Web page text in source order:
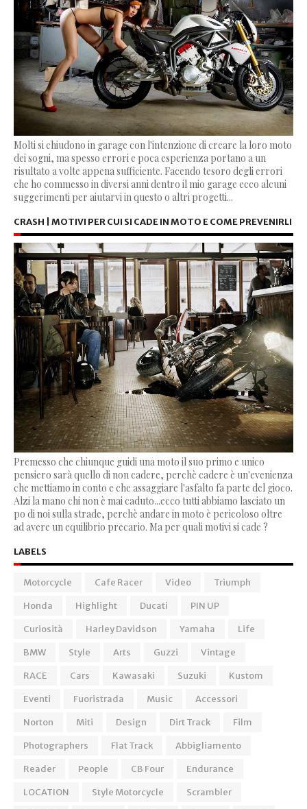
Molti si chiudono in garage con l'intenzione di creare la loro moto
dei sogni, ma spesso errori e poca esperienza portano a un
risultato a volte appena sufficiente. Facendo tesoro degli errori
che ho commesso in diversi anni dentro il mio garage ecco alcuni
suggerimenti per aiutarvi in questo o altri progetti...
CRASH | MOTIVI PER CUI SI CADE IN MOTO E COME PREVENIRLI
Premesso che chiunque guidi una moto il suo primo e unico
pensiero sarà quello di non cadere, perchè cadere è un'evenienza
che mettiamo in conto e che assaggiare l'asfalto fa parte del gioco.
Alzi la mano chi non è mai caduto...ecco tutti abbiamo lasciato un
po di noi sulla strade, perchè andare in moto è pericoloso oltre
ad avere un equilibrio precario. Ma per quali motivi si cade ?
LABELS
Motorcycle Cafe Racer Video
Triumph
Honda
Highlight Ducati
PIN UP
Curiosità
Harley Davidson Yamaha
Life
BMW
Style Arts Guzzi
Vintage
RACE
Cars Kawasaki Suzuki
Kustom
Eventi
Fuoristrada Music
Accessori
Norton
Miti Design Dirt Track
Film
Photographers
Flat Track
Abbigliamento
Reader
People CB Four
Endurance
LOCATION
Style Motorcycle
Scrambler